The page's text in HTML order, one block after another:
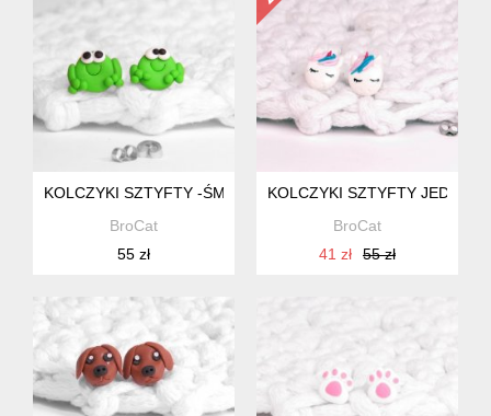
KOLCZYKI SZTYFTY -ŚMIESZNA ŻABA
BroCat
55 zł
KOLCZYKI SZTYFTY
BroCat
41 zł
55 zł